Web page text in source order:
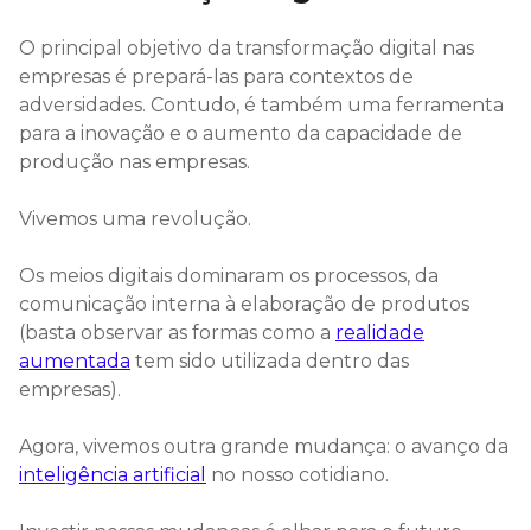
O principal objetivo da transformação digital nas
empresas é prepará-las para contextos de
adversidades. Contudo, é também uma ferramenta
para a inovação e o aumento da capacidade de
produção nas empresas.
Vivemos uma revolução.
Os meios digitais dominaram os processos, da
comunicação interna à elaboração de produtos
(basta observar as formas como a realidade
aumentada tem sido utilizada dentro das
empresas).
Agora, vivemos outra grande mudança: o avanço da
inteligência artificial no nosso cotidiano.